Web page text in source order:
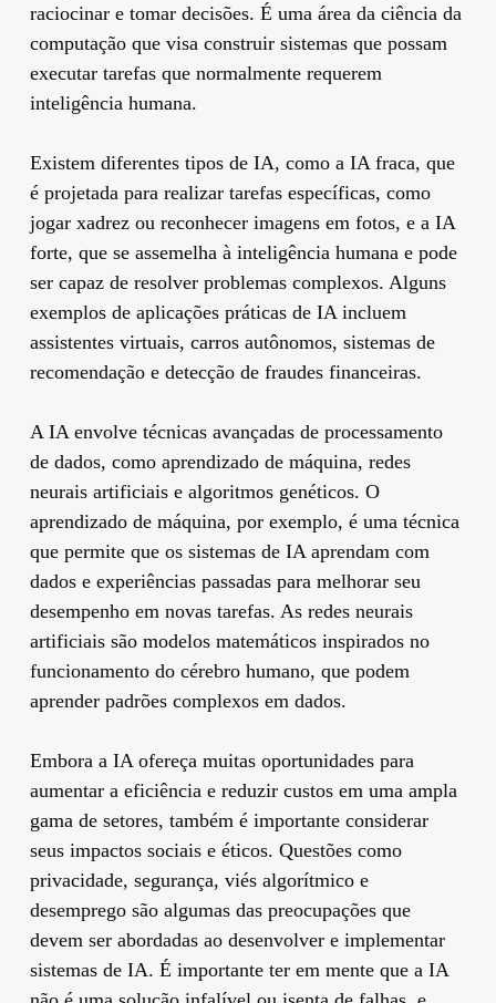
raciocinar e tomar decisões. É uma área da ciência da
computação que visa construir sistemas que possam
executar tarefas que normalmente requerem
inteligência humana.
Existem diferentes tipos de IA, como a IA fraca, que
é projetada para realizar tarefas específicas, como
jogar xadrez ou reconhecer imagens em fotos, e a IA
forte, que se assemelha à inteligência humana e pode
ser capaz de resolver problemas complexos. Alguns
exemplos de aplicações práticas de IA incluem
assistentes virtuais, carros autônomos, sistemas de
recomendação e detecção de fraudes financeiras.
A IA envolve técnicas avançadas de processamento
de dados, como aprendizado de máquina, redes
neurais artificiais e algoritmos genéticos. O
aprendizado de máquina, por exemplo, é uma técnica
que permite que os sistemas de IA aprendam com
dados e experiências passadas para melhorar seu
desempenho em novas tarefas. As redes neurais
artificiais são modelos matemáticos inspirados no
funcionamento do cérebro humano, que podem
aprender padrões complexos em dados.
Embora a IA ofereça muitas oportunidades para
aumentar a eficiência e reduzir custos em uma ampla
gama de setores, também é importante considerar
seus impactos sociais e éticos. Questões como
privacidade, segurança, viés algorítmico e
desemprego são algumas das preocupações que
devem ser abordadas ao desenvolver e implementar
sistemas de IA. É importante ter em mente que a IA